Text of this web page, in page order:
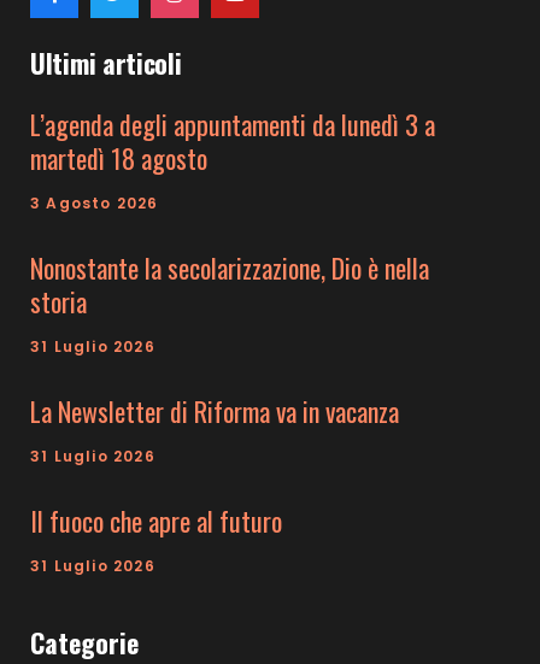
Ultimi articoli
L’agenda degli appuntamenti da lunedì 3 a
martedì 18 agosto
3 Agosto 2026
Nonostante la secolarizzazione, Dio è nella
storia
31 Luglio 2026
La Newsletter di Riforma va in vacanza
31 Luglio 2026
Il fuoco che apre al futuro
31 Luglio 2026
Categorie